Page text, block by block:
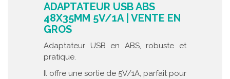
ADAPTATEUR USB ABS
48X35MM 5V/1A | VENTE EN
GROS
Adaptateur USB en ABS, robuste et
pratique.
Il offre une sortie de 5V/1A, parfait pour